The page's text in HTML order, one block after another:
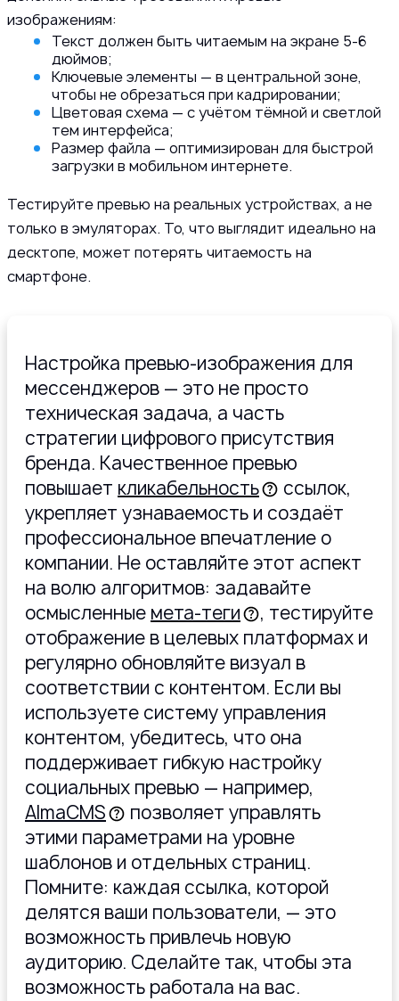
изображениям:
Текст должен быть читаемым на экране 5-6
дюймов;
Ключевые элементы — в центральной зоне,
чтобы не обрезаться при кадрировании;
Цветовая схема — с учётом тёмной и светлой
тем интерфейса;
Размер файла — оптимизирован для быстрой
загрузки в мобильном интернете.
Тестируйте превью на реальных устройствах, а не
только в эмуляторах. То, что выглядит идеально на
десктопе, может потерять читаемость на
смартфоне.
Настройка превью-изображения для
мессенджеров — это не просто
техническая задача, а часть
стратегии цифрового присутствия
бренда. Качественное превью
повышает кликабельность
ссылок,
укрепляет узнаваемость и создаёт
профессиональное впечатление о
компании. Не оставляйте этот аспект
на волю алгоритмов: задавайте
осмысленные мета-теги
, тестируйте
отображение в целевых платформах и
регулярно обновляйте визуал в
соответствии с контентом. Если вы
используете систему управления
контентом, убедитесь, что она
поддерживает гибкую настройку
социальных превью — например,
AlmaCMS
позволяет управлять
этими параметрами на уровне
шаблонов и отдельных страниц.
Помните: каждая ссылка, которой
делятся ваши пользователи, — это
возможность привлечь новую
аудиторию. Сделайте так, чтобы эта
возможность работала на вас.